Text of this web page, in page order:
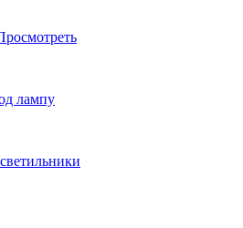
лампу